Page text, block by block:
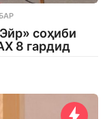
соҳиби
8 гардид